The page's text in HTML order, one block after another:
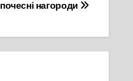
почесні нагороди